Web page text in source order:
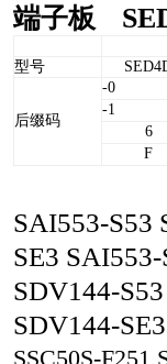
端子板
型号
后缀码
-0
-1
6
F
SAI553-S53
SE3
SDV144-
SDV144-
SSC50S-